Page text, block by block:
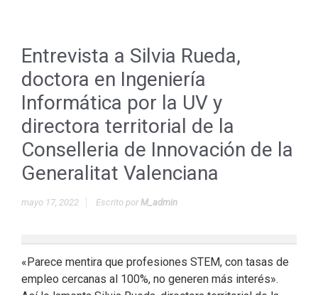
Entrevista a Silvia Rueda,
doctora en Ingeniería
Informática por la UV y
directora territorial de la
Conselleria de Innovación de la
Generalitat Valenciana
mayo 17, 2022 Escrito por M_admin
«Parece mentira que profesiones STEM, con tasas de
empleo cercanas al 100%, no generen más interés».